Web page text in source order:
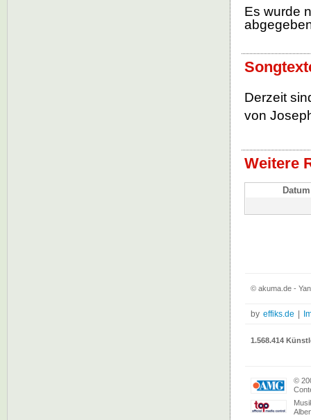
Es wurde
Derzeit
von
Weitere
Datum
© akuma.de -
by effiks.de
1.568.414
©